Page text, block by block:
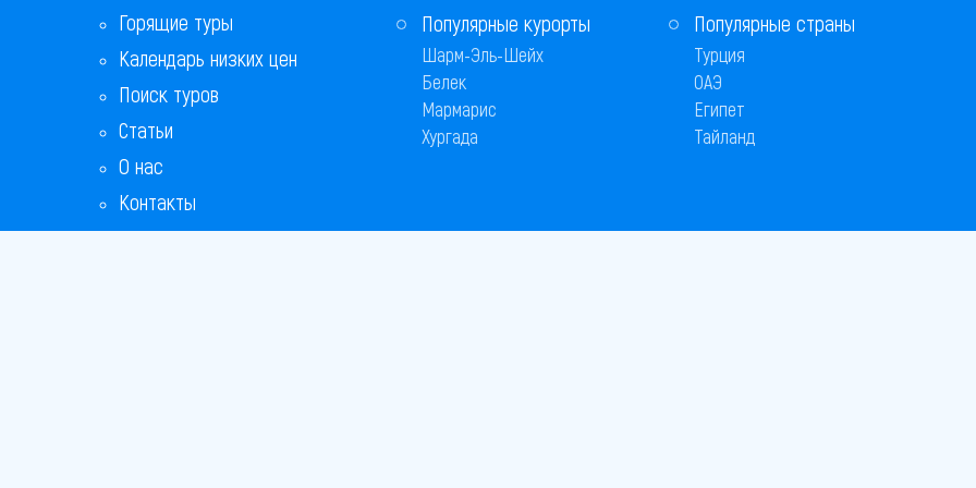
Горящие туры
Календарь низких цен
Поиск туров
Статьи
О нас
Контакты
Бонусная программа
Популярные курорты
Шарм-Эль-Шейх
Белек
Мармарис
Хургада
Популярные страны
Турция
ОАЭ
Египет
Тайланд